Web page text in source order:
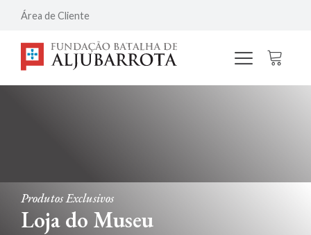
Área de Cliente
Produtos Exclusivos
Loja do Museu